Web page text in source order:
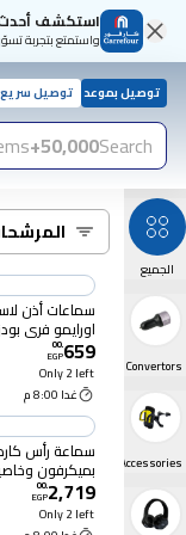
استكشف
واستمتع بتجربة
توصيل بموعد توصيل سريع
Search
50,000+
الجميع
Chargers, Cables & Convertors
Phone Holders & Accessories
سماعات أذن
اورايمو فري
أسود - OTW-330S
659
.
00
EGP
Only 2 left
غدا 8:00 م
سماعة رأس
بميكرفون
الضوضاء - أزرق
2,719
.
00
EGP
Only 2 left